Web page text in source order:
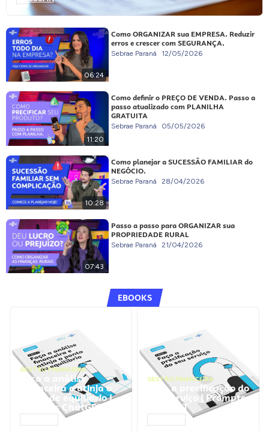
06:24
Como ORGANIZAR sua EMPRESA. Reduzir
erros e crescer com SEGURANÇA.
Sebrae Paraná 12/05/2026
11:20
Como definir o PREÇO DE VENDA. Passo a
passo atualizado com PLANILHA
GRATUITA
Sebrae Paraná 05/05/2026
10:28
Como planejar a SUCESSÃO FAMILIAR do
NEGÓCIO.
Sebrae Paraná 28/04/2026
07:43
Passo a passo para ORGANIZAR sua
PROPRIEDADE RURAL
Sebrae Paraná 21/04/2026
EBOOKS
GESTÃO FINANCEIRA
Faça a análise
financeira e atinja o
ponto de equilíbrio |
Prompts ChatGPT
GESTÃO FINANCEIRA
Faça a precificação do
seu serviço | Prompts
ChatGPT